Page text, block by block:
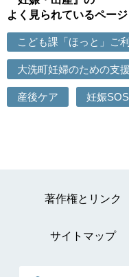
よく見られているページ
こども課「ほっと」ご
大洗町妊婦のための支
産後ケア 妊娠SOS
著作権とリンク
サイトマップ